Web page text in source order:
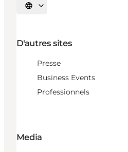
Choisissez la langue
D'autres sites
Presse
Business Events
Professionnels
Media